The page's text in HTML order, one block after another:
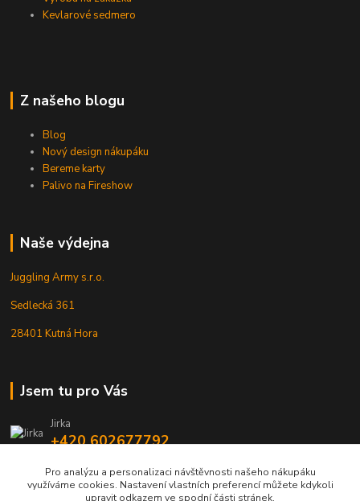
Kevlarové sedmero
Z našeho blogu
Blog
Nový design nákupáku
Bereme karty
Palivo na Fireshow
Naše výdejna
Juggling Army s.r.o.
Sedlecká 361
28401 Kutná Hora
Jsem tu pro Vás
Jirka
+420 602677792
info@jarmy.cz
Pro analýzu a personalizaci návštěvnosti našeho nákupáku
využíváme cookies. Nastavení vlastních preferencí můžete kdykoli
upravit odkazem ve spodní části stránek.